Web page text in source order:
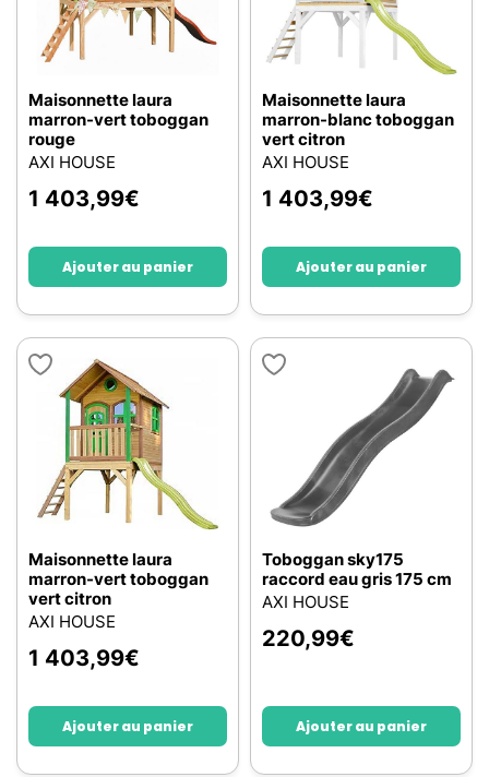
Maisonnette laura
marron-vert toboggan
rouge
AXI HOUSE
1 403,99€
Ajouter au panier
Maisonnette laura
marron-blanc toboggan
vert citron
AXI HOUSE
1 403,99€
Ajouter au panier
Maisonnette laura
marron-vert toboggan
vert citron
AXI HOUSE
1 403,99€
Ajouter au panier
Toboggan sky175
raccord eau gris 175 cm
AXI HOUSE
220,99€
Ajouter au panier